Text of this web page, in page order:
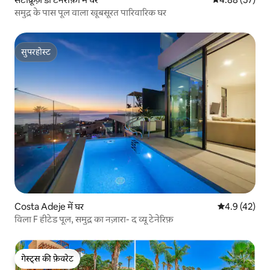
समुद्र के पास पूल वाला खूबसूरत पारिवारिक घर
सुपरहोस्ट
सुपरहोस्ट
Costa Adeje में घर औसत रेटिंग 5
4.9 (42)
विला F हीटेड पूल, समुद्र का नज़ारा- द व्यू टेनेरिफ़
गेस्ट्स की फ़ेवरेट
गेस्ट्स की फ़ेवरेट